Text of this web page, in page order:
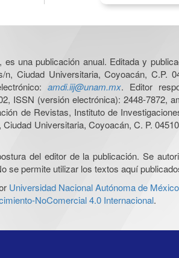
es una publicación anual. Editada y
Ciudad Universitaria, Coyoacán, C.P.
amdi.iij@unam.mx. Editor
ISSN (versión electrónica): 2448-7872,
de Revistas, Instituto de
Universitaria, Coyoacán, C. P.
del editor de la publicación. Se
se permite utilizar los textos aquí
Universidad Nacional Autónoma de
NoComercial 4.0 Internacional.